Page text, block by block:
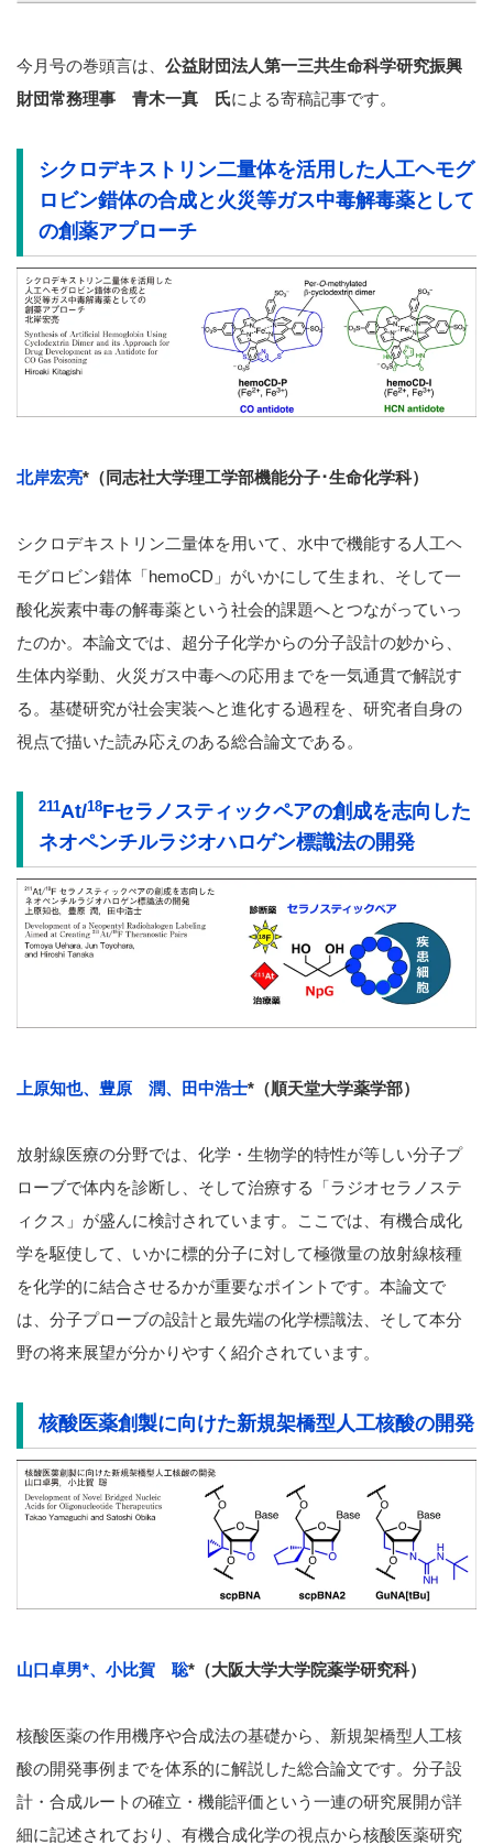
今月号の巻頭言は、 公益財団法人第一三共生命科学研究振興
財団常務理事 青木一真 氏による寄稿記事です。
シクロデキストリン二量体を活用した人工ヘモグ
ロビン錯体の合成と火災等ガス中毒解毒薬として
の創薬アプローチ
北岸宏亮*（同志社大学理工学部機能分子･生命化学科）
シクロデキストリン二量体を用いて、水中で機能する人工ヘ
モグロビン錯体「hemoCD」がいかにして生まれ、そして一
酸化炭素中毒の解毒薬という社会的課題へとつながっていっ
たのか。本論文では、超分子化学からの分子設計の妙から、
生体内挙動、火災ガス中毒への応用までを一気通貫で解説す
る。基礎研究が社会実装へと進化する過程を、研究者自身の
視点で描いた読み応えのある総合論文である。
211At/18Fセラノスティックペアの創成を志向した
ネオペンチルラジオハロゲン標識法の開発
上原知也、豊原 潤、田中浩士*（順天堂大学薬学部）
放射線医療の分野では、化学・生物学的特性が等しい分子プ
ローブで体内を診断し、そして治療する「ラジオセラノステ
ィクス」が盛んに検討されています。ここでは、有機合成化
学を駆使して、いかに標的分子に対して極微量の放射線核種
を化学的に結合させるかが重要なポイントです。本論文で
は、分子プローブの設計と最先端の化学標識法、そして本分
野の将来展望が分かりやすく紹介されています。
核酸医薬創製に向けた新規架橋型人工核酸の開発
山口卓男*、小比賀 聡* （大阪大学大学院薬学研究科）
核酸医薬の作用機序や合成法の基礎から、新規架橋型人工核
酸の開発事例までを体系的に解説した総合論文です。分子設
計・合成ルートの確立・機能評価という一連の研究展開が詳
細に記述されており、有機合成化学の視点から核酸医薬研究